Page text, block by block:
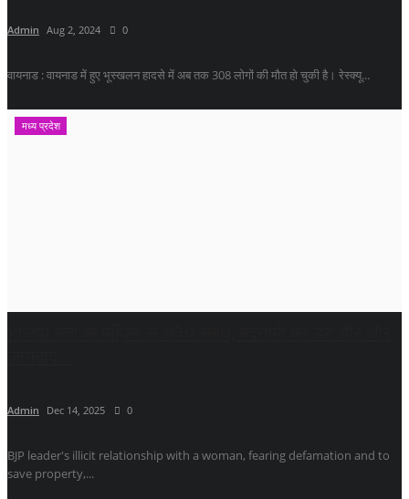
Admin Aug 2, 2024 0
वायनाड : वायनाड में हुए भूस्खलन हादसे में अब तक 308 लोगों की मौत हो चुकी है। रेस्क्यू...
मध्य प्रदेश
Admin Dec 14, 2025 0
BJP leader's illicit relationship with a woman, fearing defamation and to
save property,...